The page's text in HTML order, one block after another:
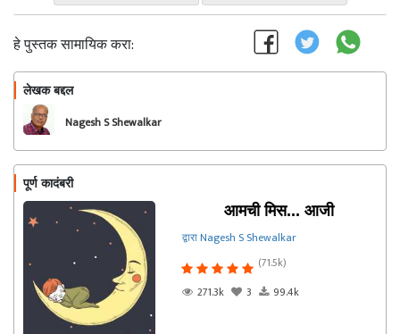
हे पुस्तक सामायिक करा:
लेखक बद्दल
Nagesh S Shewalkar
पूर्ण कादंबरी
आमची मिस... आजी
द्वारा Nagesh S Shewalkar
(71.5k)
271.3k
3 99.4k